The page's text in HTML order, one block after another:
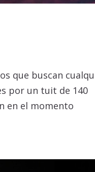
que buscan
por un tuit de 140
en el momento